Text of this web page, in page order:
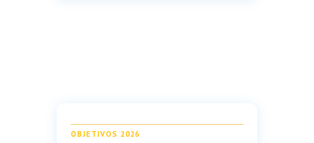
OBJETIVOS 2026